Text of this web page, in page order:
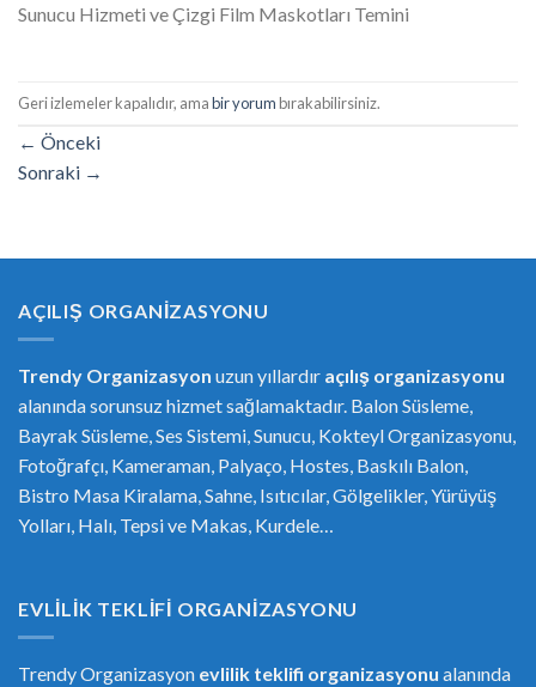
Sunucu Hizmeti ve Çizgi Film Maskotları Temini
Geri izlemeler kapalıdır, amabir yorumbırakabilirsiniz.
← Önceki
Sonraki →
AÇILIŞ ORGANIZASYONU
Trendy Organizasyon uzun yıllardır açılış organizasyonu
alanında sorunsuz hizmet sağlamaktadır. Balon Süsleme,
Bayrak Süsleme, Ses Sistemi, Sunucu, Kokteyl Organizasyonu,
Fotoğrafçı, Kameraman, Palyaço, Hostes, Baskılı Balon,
Bistro Masa Kiralama, Sahne, Isıtıcılar, Gölgelikler, Yürüyüş
Yolları, Halı, Tepsi ve Makas, Kurdele…
EVLILIK TEKLIFI ORGANIZASYONU
Trendy Organizasyon evlilik teklifi organizasyonu alanında